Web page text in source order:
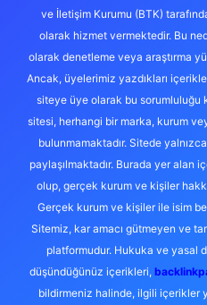
ve İletişim Kurumu (BTK)
olarak hizmet vermektedir. Bu
olarak denetleme veya araştırma
Ancak, üyelerimiz yazdıkları
siteye üye olarak bu sorumluluğu
sitesi, herhangi bir marka, kurum
bulunmamaktadır. Sitede
paylaşılmaktadır. Burada yer alan
olup, gerçek kurum ve kişiler
Gerçek kurum ve kişiler ile isim
Sitemiz, kar amacı gütmeyen ve
platformudur. Hukuka ve yasal
düşündüğünüz içerikleri,
bildirmeniz halinde, ilgili içerikler